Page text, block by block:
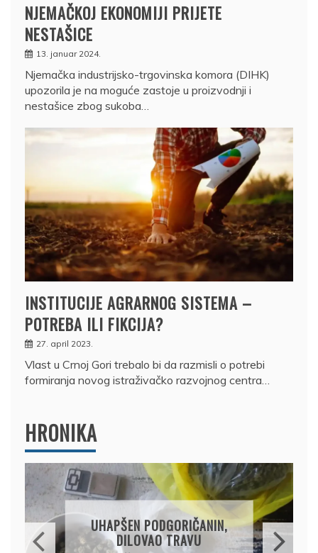
NJEMAČKOJ EKONOMIJI PRIJETE
NESTAŠICE
13. januar 2024.
Njemačka industrijsko-trgovinska komora (DIHK)
upozorila je na moguće zastoje u proizvodnji i
nestašice zbog sukoba…
INSTITUCIJE AGRARNOG SISTEMA –
POTREBA ILI FIKCIJA?
27. april 2023.
Vlast u Crnoj Gori trebalo bi da razmisli o potrebi
formiranja novog istraživačko razvojnog centra…
HRONIKA
DRŽAVLJANIN RUSIJE
OSUMNJIČEN DA JE
PRODAO TUĐI BMW,
DRŽAVU NAPUSTIO